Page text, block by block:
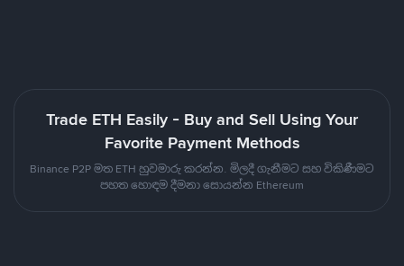
Trade ETH Easily - Buy and Sell Using Your
Favorite Payment Methods
Binance P2P මත ETH හුවමාරු කරන්න. මිලදී ගැනීමට සහ විකිණීමට
පහත හොඳම දීමනා සොයන්න Ethereum